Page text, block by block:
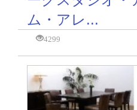
ム・アレ...
4299